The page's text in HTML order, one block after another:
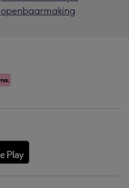
openbaarmaking